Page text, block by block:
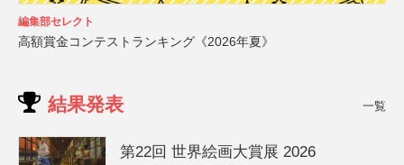
編集部セレクト
高額賞金コンテストランキング《2026年夏》
結果発表 一覧
第22回 世界絵画大賞展 2026